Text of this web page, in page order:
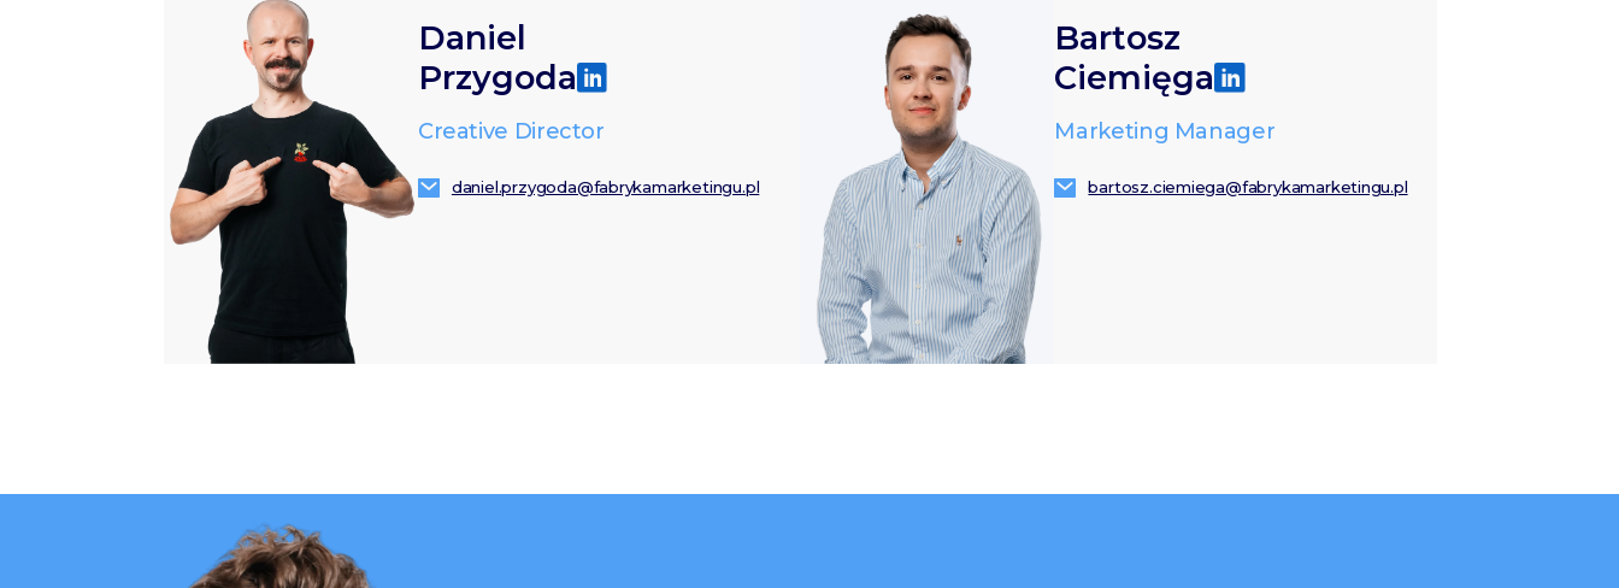
Daniel
Przygoda
Creative Director
daniel.przygoda@fabrykamarketingu.pl
Bartosz
Ciemięga
Marketing Manager
bartosz.ciemiega@fabrykamarketingu.pl